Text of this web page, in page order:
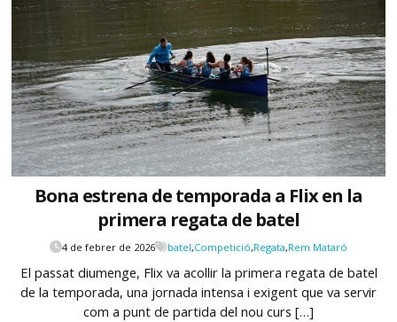
Bona estrena de temporada a Flix en la
primera regata de batel
4 de febrer de 2026 batel,Competició,Regata,Rem Mataró
El passat diumenge, Flix va acollir la primera regata de batel
de la temporada, una jornada intensa i exigent que va servir
com a punt de partida del nou curs […]